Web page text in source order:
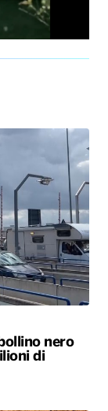
nero
di